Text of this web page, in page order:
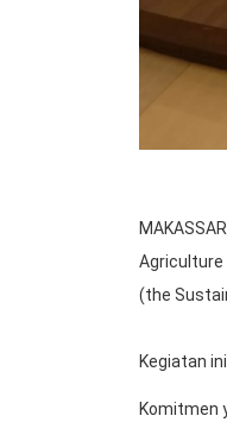
Agriculture
(the
Kegiatan
Komitmen